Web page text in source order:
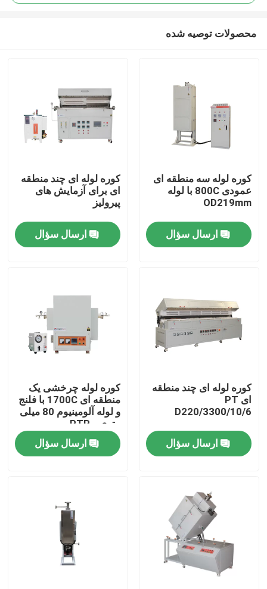
خونه
ویدیوها
تور کارخانه
کنترل کیفیت
Programtherm
کوره لوله ای با دمای بالا
محصولات توصیه شده
کوره لوله سه منطقه ای
عمودی 800C با لوله
OD219mm
ارسال سؤال
کوره لوله ای چند منطقه
ای برای آزمایش های
پیرولیز
ارسال سؤال
کوره لوله ای چند منطقه
ای PT
D220/3300/10/6
ارسال سؤال
کوره لوله چرخشی یک
منطقه ای 1700C با فلنج
و لوله آلومینیوم 80 میلی
متری - PTR
D80/300/17
ارسال سؤال